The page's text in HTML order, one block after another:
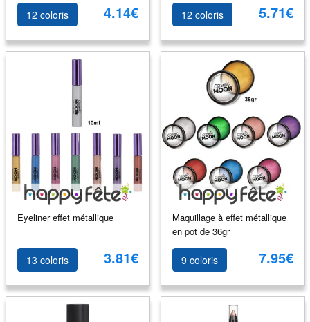
12 coloris 4.14€ 12 coloris 5.71€
Eyeliner effet métallique
13 coloris 3.81€
Maquillage à effet métallique
en pot de 36gr
9 coloris 7.95€